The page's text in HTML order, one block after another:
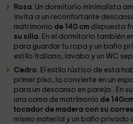
Rosa. Un dormitorio minimalista
invita a un reconfortante
matrimonio de 140 cm dispuesta
su silla. En el dormitorio también
para guardar tu ropa y un baño
estilo italiano, lavabo y un WC
Cedro. El estilo rústico de esta
primer piso, la convierte en un
para un descanso en pareja . En
una cama de matrimonio de
tocador de madera con su
mismo material y un baño